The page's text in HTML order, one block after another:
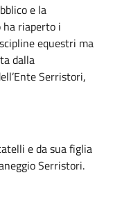
e la
ha riaperto i
equestri ma
dalla
Serristori,
e da sua figlia
Serristori.